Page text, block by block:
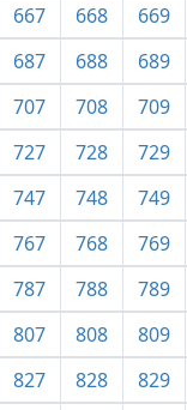
667 668 669
687 688 689
707 708 709
727 728 729
747 748 749
767 768 769
787 788 789
807 808 809
827 828 829